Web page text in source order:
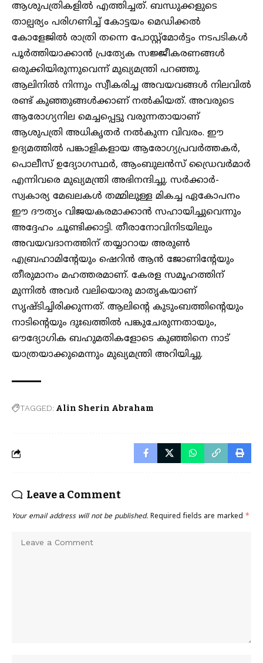
ആശുപത്രികളിൽ എത്തിച്ചത്. ബന്ധുക്കളുടെ
താല്പര്യം പരിഗണിച്ച് കോട്ടയം മെഡിക്കൽ
കോളേജിൽ രാത്രി തന്നെ പോസ്റ്റ്മോർട്ടം നടപടികൾ
പൂർത്തിയാക്കാൻ പ്രത്യേക സജ്ജീകരണങ്ങൾ
ഒരുക്കിയിരുന്നുവെന്ന് മുഖ്യമന്ത്രി പറഞ്ഞു.
ആലിനിൽ നിന്നും സ്വീകരിച്ച അവയവങ്ങൾ നിലവിൽ
രണ്ട് കുഞ്ഞുങ്ങൾക്കാണ് നൽകിയത്. അവരുടെ
ആരോഗ്യനില മെച്ചപ്പെട്ടു വരുന്നതായാണ്
ആശുപത്രി അധികൃതർ നൽകുന്ന വിവരം. ഈ
ഉദ്യമത്തിൽ പങ്കാളികളായ ആരോഗ്യപ്രവർത്തകർ,
പൊലീസ് ഉദ്യോഗസ്ഥർ, ആംബുലൻസ് ഡ്രൈവർമാർ
എന്നിവരെ മുഖ്യമന്ത്രി അഭിനന്ദിച്ചു. സർക്കാർ-
സ്വകാര്യ മേഖലകൾ തമ്മിലുള്ള മികച്ച ഏകോപനം
ഈ ദൗത്യം വിജയകരമാക്കാൻ സഹായിച്ചുവെന്നും
അദ്ദേഹം ചൂണ്ടിക്കാട്ടി. തീരാനോവിനിടയിലും
അവയവദാനത്തിന് തയ്യാറായ അരുൺ
എബ്രഹാമിന്റേയും ഷെറിൻ ആൻ ജോണിന്റേയും
തീരുമാനം മഹത്തരമാണ്. കേരള സമൂഹത്തിന്
മുന്നിൽ അവർ വലിയൊരു മാതൃകയാണ്
സൃഷ്ടിച്ചിരിക്കുന്നത്. ആലിന്‍റെ കുടുംബത്തിന്‍റെയും
നാടിന്‍റെയും ദുഃഖത്തിൽ പങ്കുചേരുന്നതായും,
ഔദ്യോഗിക ബഹുമതികളോടെ കുഞ്ഞിനെ നാട്
യാത്രയാക്കുമെന്നും മുഖ്യമന്ത്രി അറിയിച്ചു.
TAGGED: Alin Sherin Abraham
Leave a Comment
Your email address will not be published. Required fields are marked *